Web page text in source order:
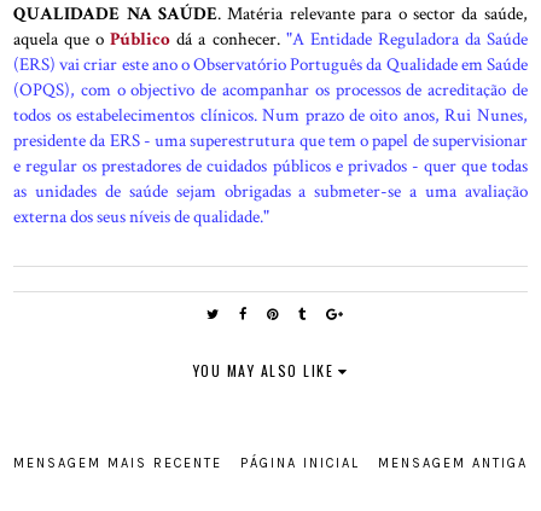
QUALIDADE NA SAÚDE. Matéria relevante para o sector da saúde,
aquela que oPúblico dá a conhecer. "A Entidade Reguladora da Saúde
(ERS) vai criar este ano o Observatório Português da Qualidade em Saúde
(OPQS), com o objectivo de acompanhar os processos de acreditação de
todos os estabelecimentos clínicos. Num prazo de oito anos, Rui Nunes,
presidente da ERS - uma superestrutura que tem o papel de supervisionar
e regular os prestadores de cuidados públicos e privados - quer que todas
as unidades de saúde sejam obrigadas a submeter-se a uma avaliação
externa dos seus níveis de qualidade."
YOU MAY ALSO LIKE
MENSAGEM MAIS RECENTE MENSAGEM ANTIGA
PÁGINA INICIAL